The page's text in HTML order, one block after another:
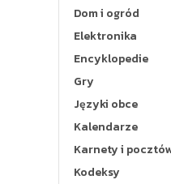
Dom i ogród
Elektronika
Encyklopedie
Gry
Języki obce
Kalendarze
Karnety i
Kodeksy